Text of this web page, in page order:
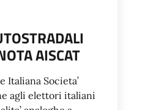
AISCAT
Italiana Societa’
agli elettori italiani